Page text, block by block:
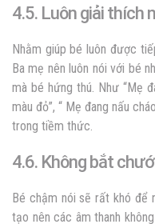
4.5. Luôn giải thích
Nhằm giúp bé luôn được
Ba mẹ nên luôn nói với bé
mà bé hứng thú. Như “Mẹ
màu đỏ”, “ Mẹ đang nấu
trong tiềm thức.
4.6. Không bắt
Bé chậm nói sẽ rất khó để
tạo nên các âm thanh